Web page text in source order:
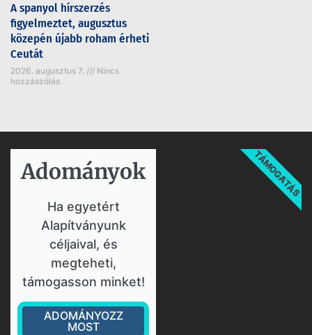
A spanyol hírszerzés
figyelmeztet, augusztus
közepén újabb roham érheti
Ceutát
2026. augusztus 7.
Nincs
hozzászólás
Adományok​
Ha egyetért
Alapítványunk
céljaival, és
megteheti,
támogasson minket!
ADOMÁNYOZZ
MOST
TÁMOGATÁS